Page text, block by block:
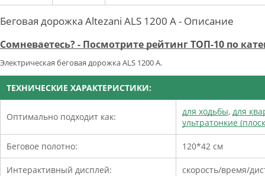
Беговая дорожка Altezani ALS 1200 A - Описание
Сомневаетесь? - Посмотрите рейтинг ТОП-10 по
Электрическая беговая дорожка ALS 1200 A.
ТЕХНИЧЕСКИЕ ХАРАКТЕРИСТИКИ:
Оптимально подходит как: для ходьбы, для
ультратонкие
Беговое полотно: 120*42 см
Интерактивный дисплей: скорость/время/